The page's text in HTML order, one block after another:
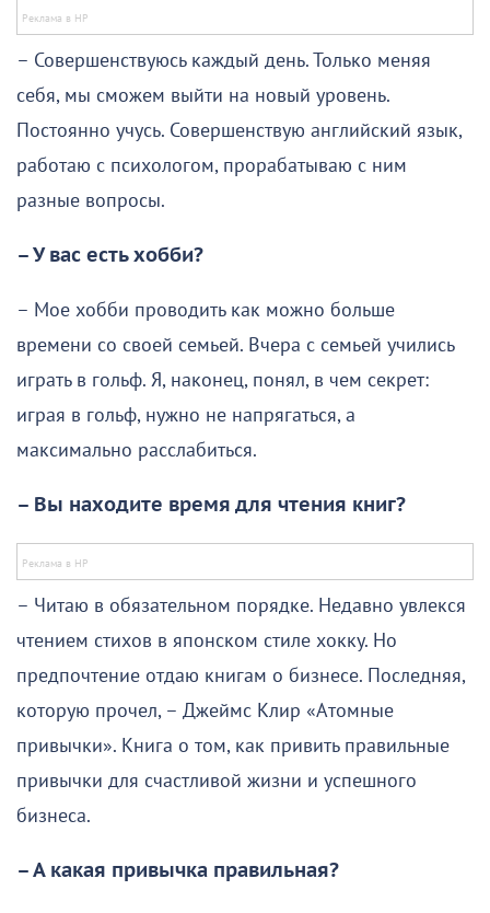
– Совершенствуюсь каждый день. Только меняя
себя, мы сможем выйти на новый уровень.
Постоянно учусь. Совершенствую английский язык,
работаю с психологом, прорабатываю с ним
разные вопросы.
– У вас есть хобби?
– Мое хобби проводить как можно больше
времени со своей семьей. Вчера с семьей учились
играть в гольф. Я, наконец, понял, в чем секрет:
играя в гольф, нужно не напрягаться, а
максимально расслабиться.
– Вы находите время для чтения книг?
– Читаю в обязательном порядке. Недавно увлекся
чтением стихов в японском стиле хокку. Но
предпочтение отдаю книгам о бизнесе. Последняя,
которую прочел, – Джеймс Клир «Атомные
привычки». Книга о том, как привить правильные
привычки для счастливой жизни и успешного
бизнеса.
– А какая привычка правильная?